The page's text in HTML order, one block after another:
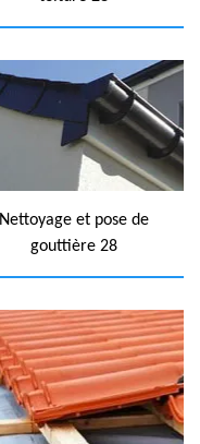
Nettoyage et pose de
gouttière 28